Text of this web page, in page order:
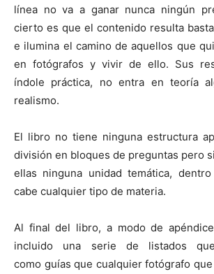
línea no va a ganar nunca ningún
cierto es que el contenido resulta
e ilumina el camino de aquellos que
en fotógrafos y vivir de ello. Sus
índole práctica, no entra en teoría
realismo.
El libro no tiene ninguna estructura
división en bloques de preguntas pero
ellas ninguna unidad temática,
cabe cualquier tipo de materia.
Al final del libro, a modo de
incluido una serie de listados
como guías que cualquier fotógrafo